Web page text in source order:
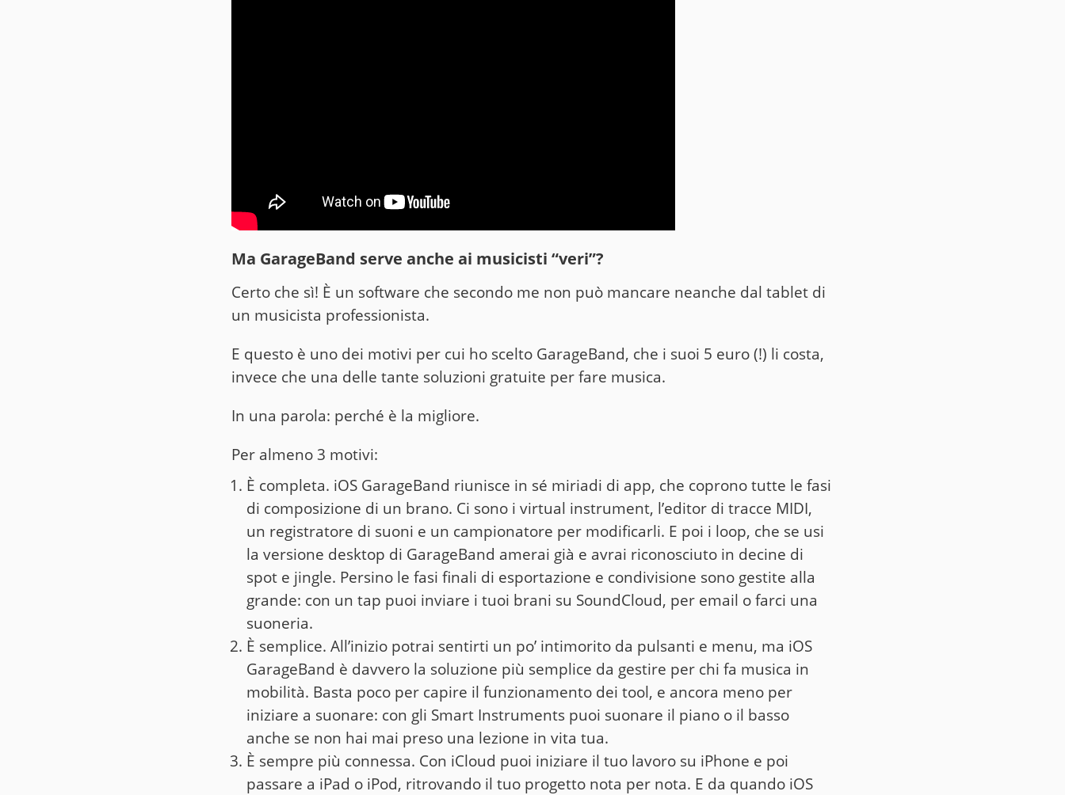
Ma GarageBand serve anche ai musicisti “veri”?
Certo che sì! È un software che secondo me non può mancare neanche dal tablet di
un musicista professionista.
E questo è uno dei motivi per cui ho scelto GarageBand, che i suoi 5 euro (!) li costa,
invece che una delle tante soluzioni gratuite per fare musica.
In una parola: perché è la migliore.
Per almeno 3 motivi:
È completa. iOS GarageBand riunisce in sé miriadi di app, che coprono tutte le fasi
di composizione di un brano. Ci sono i virtual instrument, l’editor di tracce MIDI,
un registratore di suoni e un campionatore per modificarli. E poi i loop, che se usi
la versione desktop di GarageBand amerai già e avrai riconosciuto in decine di
spot e jingle. Persino le fasi finali di esportazione e condivisione sono gestite alla
grande: con un tap puoi inviare i tuoi brani su SoundCloud, per email o farci una
suoneria.
È semplice. All’inizio potrai sentirti un po’ intimorito da pulsanti e menu, ma iOS
GarageBand è davvero la soluzione più semplice da gestire per chi fa musica in
mobilità. Basta poco per capire il funzionamento dei tool, e ancora meno per
iniziare a suonare: con gli Smart Instruments puoi suonare il piano o il basso
anche se non hai mai preso una lezione in vita tua.
È sempre più connessa. Con iCloud puoi iniziare il tuo lavoro su iPhone e poi
passare a iPad o iPod, ritrovando il tuo progetto nota per nota. E da quando iOS